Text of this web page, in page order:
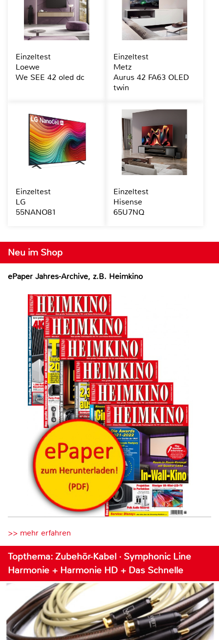
Neu im Shop
ePaper Jahres-Archive, z.B. Heimkino
>> mehr erfahren
Topthema: Zubehör-Kabel · Symphonic Line
Harmonie + Harmonie HD + Das Schnelle
Einzeltest
Loewe
We SEE 42 oled dc
Einzeltest
Metz
Aurus 42 FA63 OLED
twin
Einzeltest
LG
55NANO81
Einzeltest
Hisense
65U7NQ